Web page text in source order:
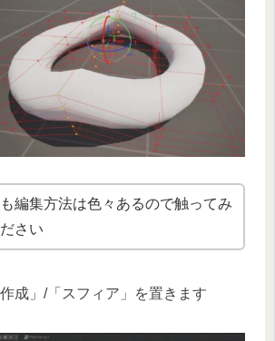
編集方法は色々あるので触ってみ
さい
成」/「スフィア」を置きます